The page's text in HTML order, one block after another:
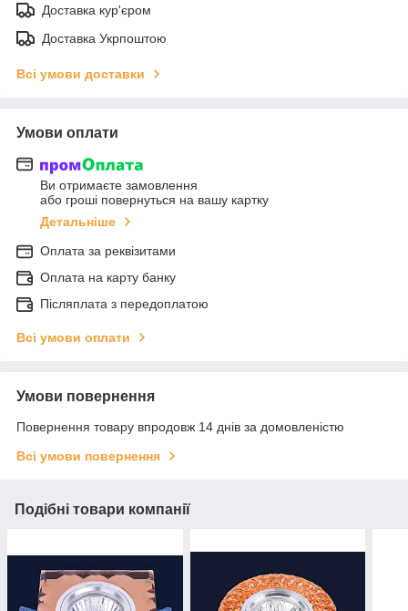
Доставка кур'єром
Доставка Укрпоштою
Всі умови доставки
Умови оплати
Ви отримаєте замовлення
або гроші повернуться на вашу картку
Детальніше
Оплата за реквізитами
Оплата на карту банку
Післяплата з передоплатою
Всі умови оплати
Умови повернення
Повернення товару впродовж 14 днів за домовленістю
Всі умови повернення
Подібні товари компанії